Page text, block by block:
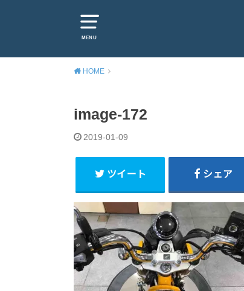
MENU
HOME
image-172
2019-01-09
ツイート シェア